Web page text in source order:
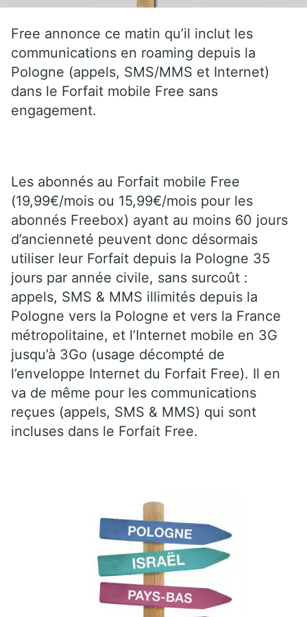
Free annonce ce matin qu’il inclut les
communications en roaming depuis la
Pologne (appels, SMS/MMS et Internet)
dans le Forfait mobile Free sans
engagement.
Les abonnés au Forfait mobile Free
(19,99€/mois ou 15,99€/mois pour les
abonnés Freebox) ayant au moins 60 jours
d’ancienneté peuvent donc désormais
utiliser leur Forfait depuis la Pologne 35
jours par année civile, sans surcoût :
appels, SMS & MMS illimités depuis la
Pologne vers la Pologne et vers la France
métropolitaine, et l’Internet mobile en 3G
jusqu’à 3Go (usage décompté de
l’enveloppe Internet du Forfait Free). Il en
va de même pour les communications
reçues (appels, SMS & MMS) qui sont
incluses dans le Forfait Free.